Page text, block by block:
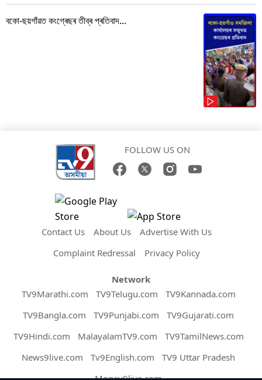
বকো-ছয়গাঁৱত কংগ্ৰেছৰ তীব্ৰ প্ৰতিবাদ...
FOLLOW US ON
Contact Us About Us
Advertise With Us
Complaint Redressal
Privacy Policy
Network
TV9Marathi.com
TV9Telugu.com
TV9Kannada.com
TV9Bangla.com
TV9Punjabi.com
TV9Gujarati.com
TV9Hindi.com
MalayalamTV9.com
TV9TamilNews.com
News9live.com
Tv9English.com
TV9 Uttar Pradesh